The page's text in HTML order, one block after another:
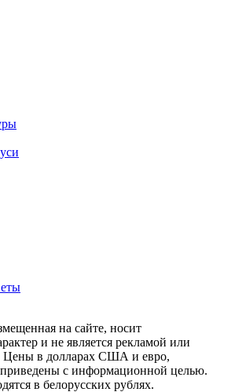
на сайте, носит
и не является рекламой или
Цены в долларах США и евро,
приведены с информационной целью.
в белорусских рублях.